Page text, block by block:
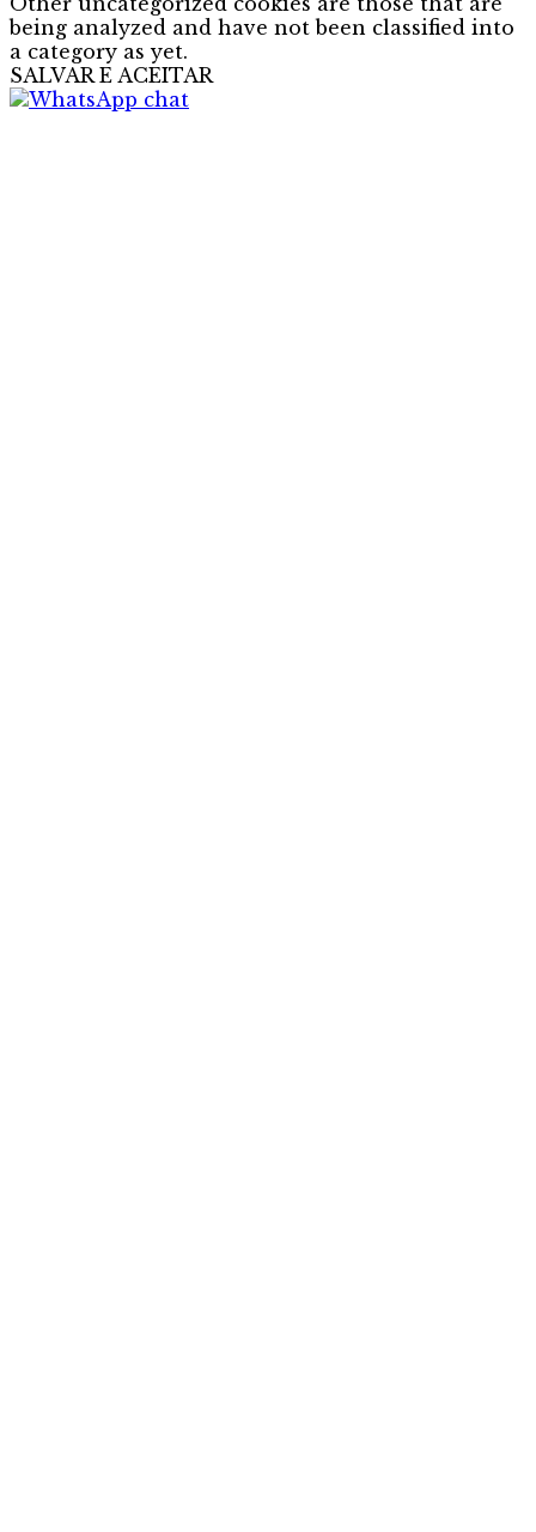
being analyzed and have not been classified into
a category as yet.
SALVAR E ACEITAR